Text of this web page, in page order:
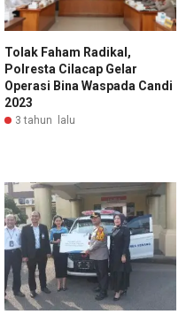
Tolak Faham Radikal,
Polresta Cilacap Gelar
Operasi Bina Waspada Candi
2023
3 tahun lalu